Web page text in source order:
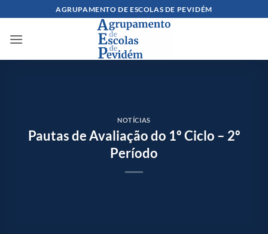
content
AGRUPAMENTO DE ESCOLAS DE PEVIDÉM
NOTÍCIAS
Pautas de Avaliação do 1º Ciclo – 2º
Período